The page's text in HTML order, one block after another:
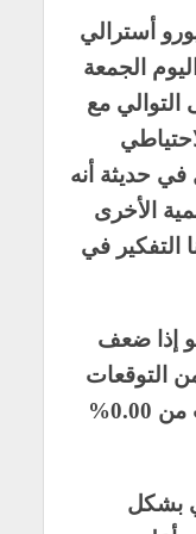
أسترالي
الجمعة
مع
في حديثة أنه
الأخرى
التفكير في
إذا ضعف
التوقعات
بشكل